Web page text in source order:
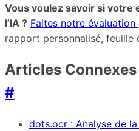
Vous voulez savoir si
l’IA ? Faites notre
rapport personnalisé, feuille
Articles Connexes
#
dots.ocr : Analyse de